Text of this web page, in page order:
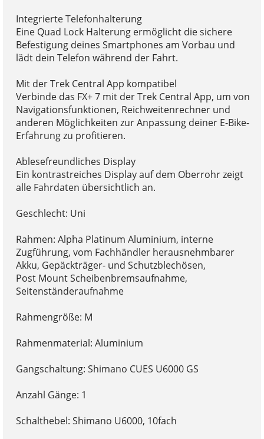
Integrierte Telefonhalterung
Eine Quad Lock Halterung ermöglicht die sichere
Befestigung deines Smartphones am Vorbau und
lädt dein Telefon während der Fahrt.
Mit der Trek Central App kompatibel
Verbinde das FX+ 7 mit der Trek Central App, um von
Navigationsfunktionen, Reichweitenrechner und
anderen Möglichkeiten zur Anpassung deiner E-Bike-
Erfahrung zu profitieren.
Ablesefreundliches Display
Ein kontrastreiches Display auf dem Oberrohr zeigt
alle Fahrdaten übersichtlich an.
Geschlecht: Uni
Rahmen: Alpha Platinum Aluminium, interne
Zugführung, vom Fachhändler herausnehmbarer
Akku, Gepäckträger- und Schutzblechösen,
Post Mount Scheibenbremsaufnahme,
Seitenständeraufnahme
Rahmengröße: M
Rahmenmaterial: Aluminium
Gangschaltung: Shimano CUES U6000 GS
Anzahl Gänge: 1
Schalthebel: Shimano U6000, 10fach